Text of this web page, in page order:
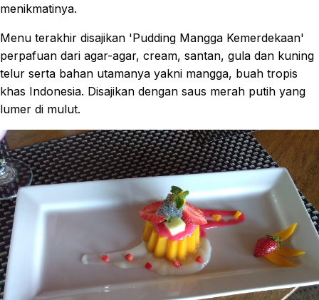
menikmatinya.
Menu terakhir disajikan 'Pudding Mangga Kemerdekaan'
perpafuan dari agar-agar, cream, santan, gula dan kuning
telur serta bahan utamanya yakni mangga, buah tropis
khas Indonesia. Disajikan dengan saus merah putih yang
lumer di mulut.